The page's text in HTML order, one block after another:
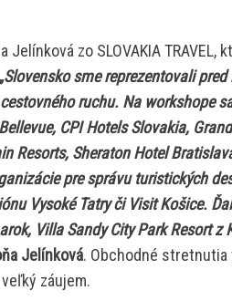
zo SLOVAKIA TRAVEL,
„Slovensko sme reprezentovali
ruchu. Na workshope
CPI Hotels Slovakia,
Resorts, Sheraton Hotel
pre správu turistických
Vysoké Tatry či Visit Košice.
Villa Sandy City Park Resort z
Jelínková. Obchodné
záujem.